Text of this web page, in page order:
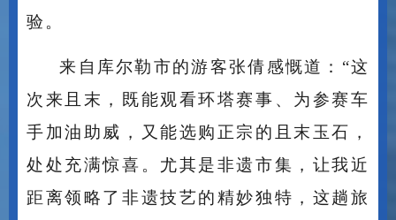
验。
来自库尔勒市的游客张倩感慨道： “这
次来且末，既能观看环塔赛事、为参赛车
手加油助威，又能选购正宗的且末玉石，
处处充满惊喜。尤其是非遗市集，让我近
距离领略了非遗技艺的精妙独特，这趟旅